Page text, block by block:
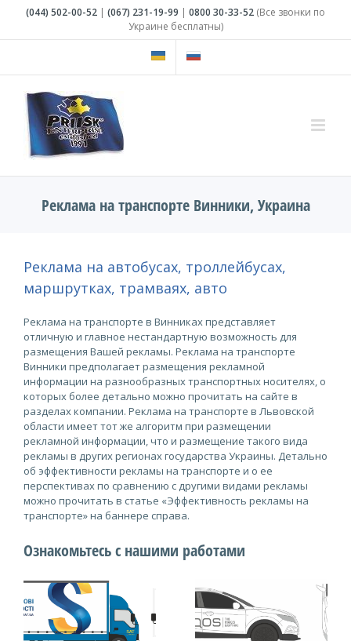
content
(044) 502-00-52 | (067) 231-19-99 | 0800 30-33-52 (Все звонки по
Украине бесплатны)
Реклама на транспорте Винники, Украина
Реклама на автобусах, троллейбусах,
маршрутках, трамваях, авто
Реклама на транспорте в Винниках представляет
отличную и главное нестандартную возможность для
размещения Вашей рекламы. Реклама на транспорте
Винники предполагает размещения рекламной
информации на разнообразных транспортных носителях, о
которых более детально можно прочитать на сайте в
разделах компании. Реклама на транспорте в Львовской
области имеет тот же алгоритм при размещении
рекламной информации, что и размещение такого вида
рекламы в других регионах государства Украины. Детально
об эффективности рекламы на транспорте и о ее
перспективах по сравнению с другими видами рекламы
можно прочитать в статье «Эффективность рекламы на
транспорте» на баннере справа.
Ознакомьтесь с нашими работами